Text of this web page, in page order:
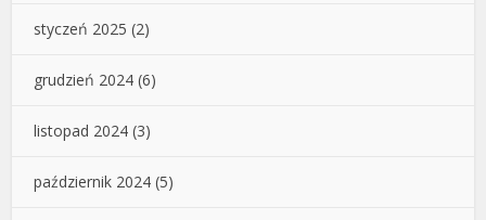
styczeń 2025 (2)
grudzień 2024 (6)
listopad 2024 (3)
październik 2024 (5)